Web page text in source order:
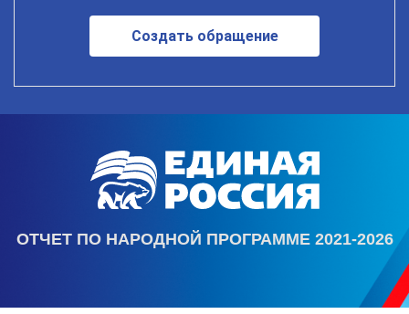
Создать обращение
ОТЧЕТ ПО НАРОДНОЙ ПРОГРАММЕ 2021-2026